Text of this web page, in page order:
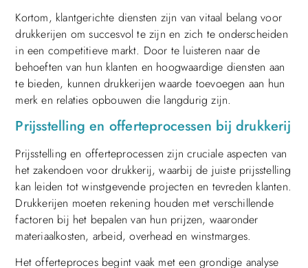
Kortom, klantgerichte diensten zijn van vitaal belang voor
drukkerijen om succesvol te zijn en zich te onderscheiden
in een competitieve markt. Door te luisteren naar de
behoeften van hun klanten en hoogwaardige diensten aan
te bieden, kunnen drukkerijen waarde toevoegen aan hun
merk en relaties opbouwen die langdurig zijn.
Prijsstelling en offerteprocessen bij drukkerij
Prijsstelling en offerteprocessen zijn cruciale aspecten van
het zakendoen voor drukkerij, waarbij de juiste prijsstelling
kan leiden tot winstgevende projecten en tevreden klanten.
Drukkerijen moeten rekening houden met verschillende
factoren bij het bepalen van hun prijzen, waaronder
materiaalkosten, arbeid, overhead en winstmarges.
Het offerteproces begint vaak met een grondige analyse